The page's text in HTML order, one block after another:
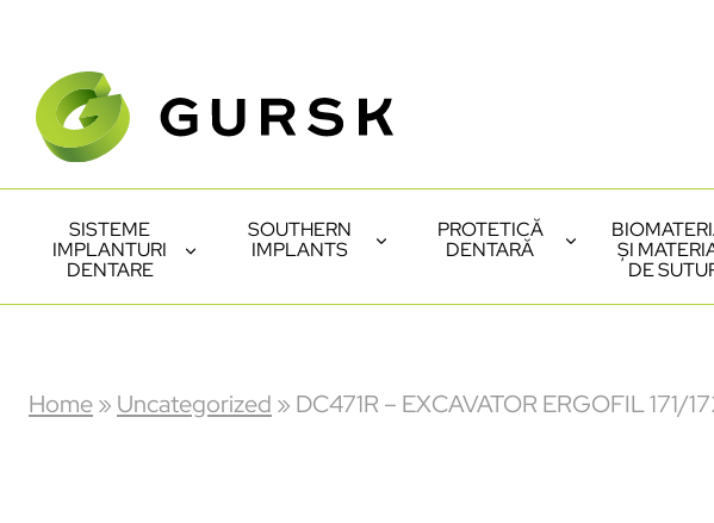
SISTEME
IMPLANTURI
DENTARE
SOUTHERN
IMPLANTS
PROTETICĂ
DENTARĂ
ȘI
DE
Home» Uncategorized » DC471R – EXCAVATOR ERGOFIL 171/